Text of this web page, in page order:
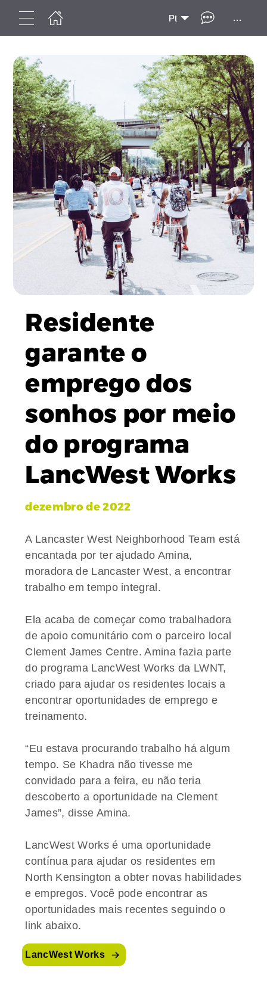
Pt ...
Residente
garante o
emprego dos
sonhos por meio
do programa
LancWest Works
dezembro de 2022
A Lancaster West Neighborhood Team está
encantada por ter ajudado Amina,
moradora de Lancaster West, a encontrar
trabalho em tempo integral.
Ela acaba de começar como trabalhadora
de apoio comunitário com o parceiro local
Clement James Centre. Amina fazia parte
do programa LancWest Works da LWNT,
criado para ajudar os residentes locais a
encontrar oportunidades de emprego e
treinamento.
“Eu estava procurando trabalho há algum
tempo. Se Khadra não tivesse me
convidado para a feira, eu não teria
descoberto a oportunidade na Clement
James”, disse Amina.
LancWest Works é uma oportunidade
contínua para ajudar os residentes em
North Kensington a obter novas habilidades
e empregos. Você pode encontrar as
oportunidades mais recentes seguindo o
link abaixo.
LancWest Works